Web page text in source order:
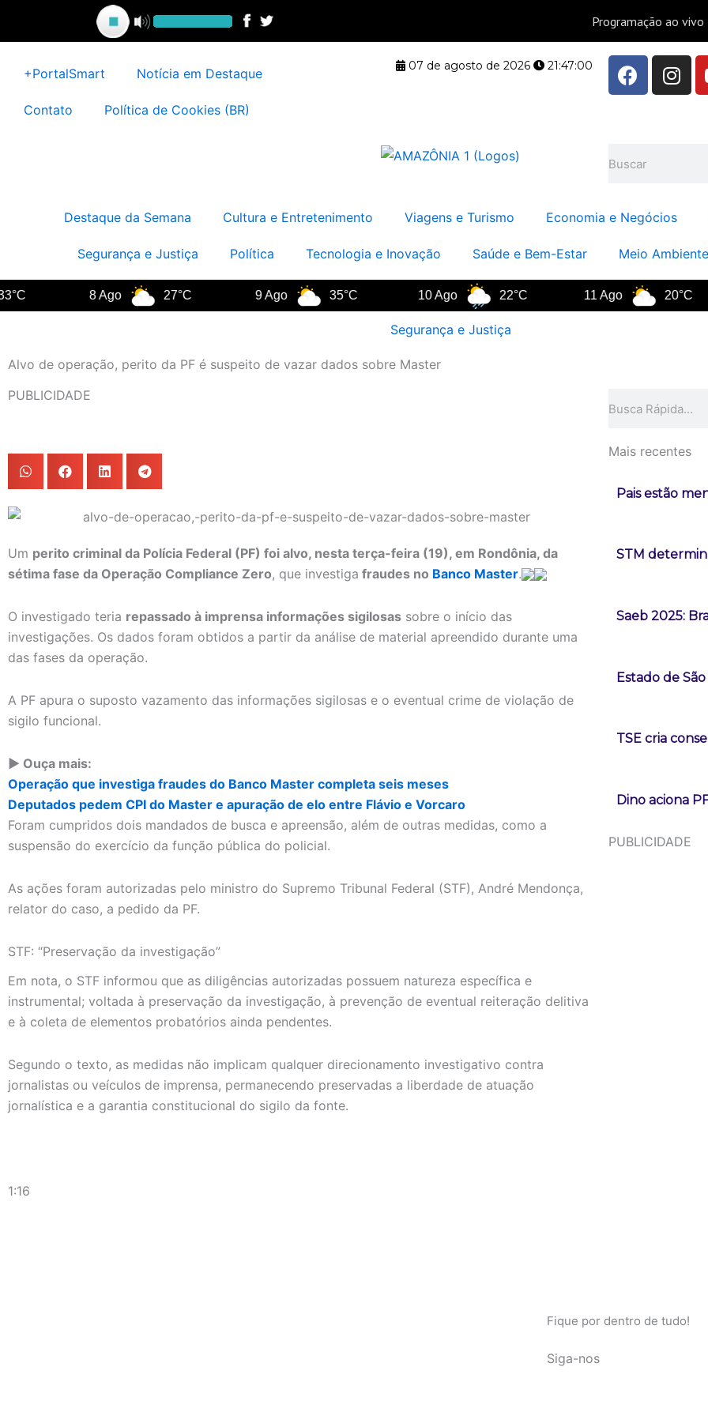
conteúdo
+PortalSmart Notícia em Destaque
Contato Política de Cookies (BR)
07 de agosto de 2026 21:47:00
F
a
o
I
n
m
Destaque da Semana Cultura e Entretenimento Viagens e Turismo Economia e Negócios
Segurança e Justiça Política Tecnologia e Inovação Saúde e Bem-Estar Meio
8 Ago 27°C 9 Ago 35°C 10 Ago 22°C 11 Ago 20°C
Segurança e Justiça
Alvo de operação, perito da PF é suspeito de vazar dados sobre Master
PUBLICIDADE
Um perito criminal da Polícia Federal (PF) foi alvo, nesta terça-feira (19), em Rondônia, da
sétima fase da Operação Compliance Zero, que investiga fraudes no Banco Master.
O investigado teria repassado à imprensa informações sigilosas sobre o início das
investigações. Os dados foram obtidos a partir da análise de material apreendido durante uma
das fases da operação.
A PF apura o suposto vazamento das informações sigilosas e o eventual crime de violação de
sigilo funcional.
▶️ Ouça mais:
Operação que investiga fraudes do Banco Master completa seis meses
Deputados pedem CPI do Master e apuração de elo entre Flávio e Vorcaro
Foram cumpridos dois mandados de busca e apreensão, além de outras medidas, como a
suspensão do exercício da função pública do policial.
As ações foram autorizadas pelo ministro do Supremo Tribunal Federal (STF), André Mendonça,
relator do caso, a pedido da PF.
STF: “Preservação da investigação”
Em nota, o STF informou que as diligências autorizadas possuem natureza específica e
instrumental; voltada à preservação da investigação, à prevenção de eventual reiteração delitiva
e à coleta de elementos probatórios ainda pendentes.
Segundo o texto, as medidas não implicam qualquer direcionamento investigativo contra
jornalistas ou veículos de imprensa, permanecendo preservadas a liberdade de atuação
jornalística e a garantia constitucional do sigilo da fonte.
1:16
Mais recentes
Pais estão
STM
Saeb 2025:
Estado de
TSE cria
Dino aciona
PUBLICIDADE
Fique por dentro de tudo!
Siga-nos